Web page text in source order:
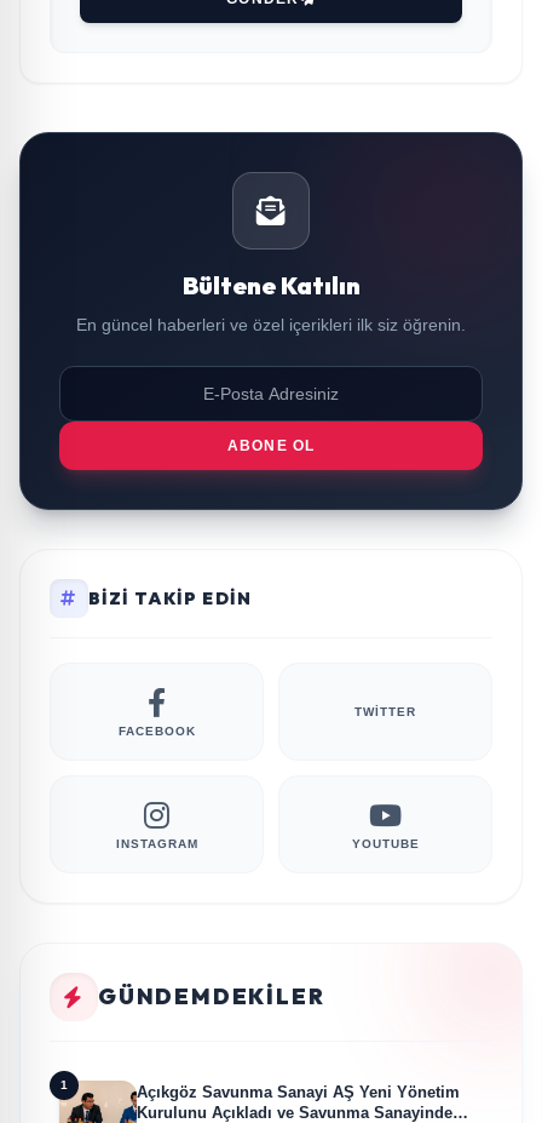
Bültene Katılın
En güncel haberleri ve özel içerikleri ilk siz öğrenin.
ABONE OL
BIZI TAKIP EDIN
FACEBOOK
TWITTER
INSTAGRAM YOUTUBE
GÜNDEMDEKILER
1
Açıkgöz Savunma Sanayi AŞ Yeni Yönetim
Kurulunu Açıkladı ve Savunma Sanayinde